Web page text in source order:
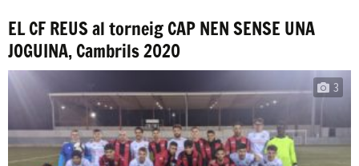
EL CF REUS al torneig CAP NEN SENSE UNA
JOGUINA, Cambrils 2020
3